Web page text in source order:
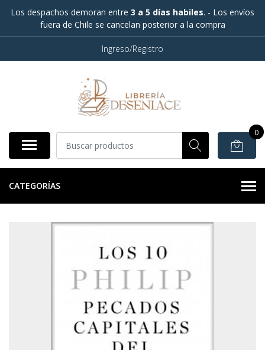
Los despachos demoran entre 3 a 5 días habiles. - Los envíos
fuera de Chile se cancelan posterior a la compra
Ingreso/Registro
0
CATEGORÍAS